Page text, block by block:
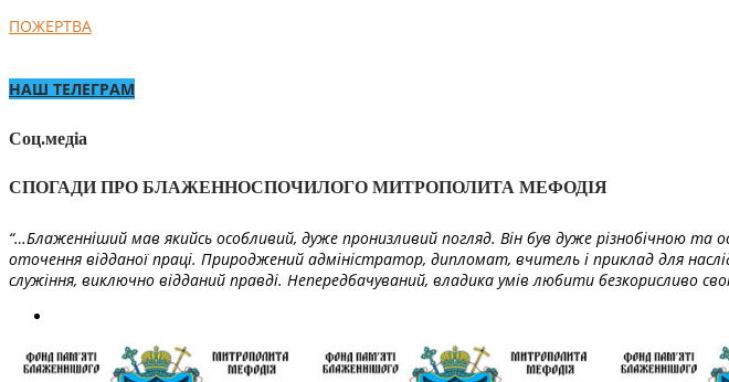
ПОЖЕРТВА
НАШ ТЕЛЕГРАМ
Соц.медіа
СПОГАДИ ПРО БЛАЖЕННОСПОЧИЛОГО МИТРОПОЛИТА МЕФОДІЯ
“…Блаженніший мав якийсь особливий, дуже пронизливий погляд. Він був дуже різнобічною та
оточення відданої праці. Природжений адміністратор, дипломат, вчитель і приклад для
служіння, виключно відданий правді. Непередбачуваний, владика умів любити безкорисливо